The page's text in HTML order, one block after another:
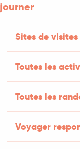
Sites de visites
Toutes les
Toutes les
Voyager